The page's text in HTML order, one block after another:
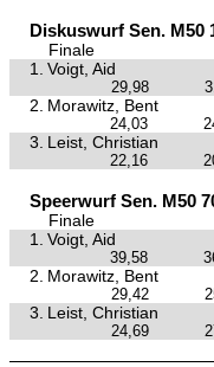
Diskuswurf Sen. M50
Finale
1.
Voigt, Aid
29,98
2. Morawitz, Bent
24,03
3. Leist, Christian
22,16
Speerwurf Sen. M50
Finale
1.
Voigt, Aid
39,58
2. Morawitz, Bent
29,42
3. Leist, Christian
24,69